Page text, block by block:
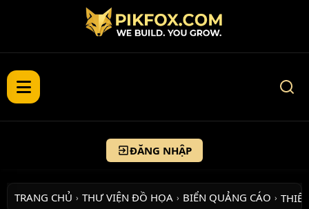
ĐĂNG NHẬP
TRANG CHỦ › THƯ VIỆN ĐỒ HỌA › BIỂN QUẢNG CÁO ›